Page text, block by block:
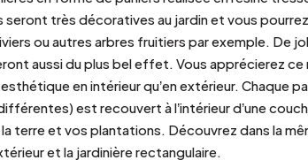
seront très décoratives au jardin et vous
ou autres arbres fruitiers par exemple. De
aussi du plus bel effet. Vous apprécierez ce
en intérieur qu’en extérieur. Chaque
est recouvert à l’intérieur d’une
terre et vos plantations. Découvrez dans la
et la jardinière rectangulaire.